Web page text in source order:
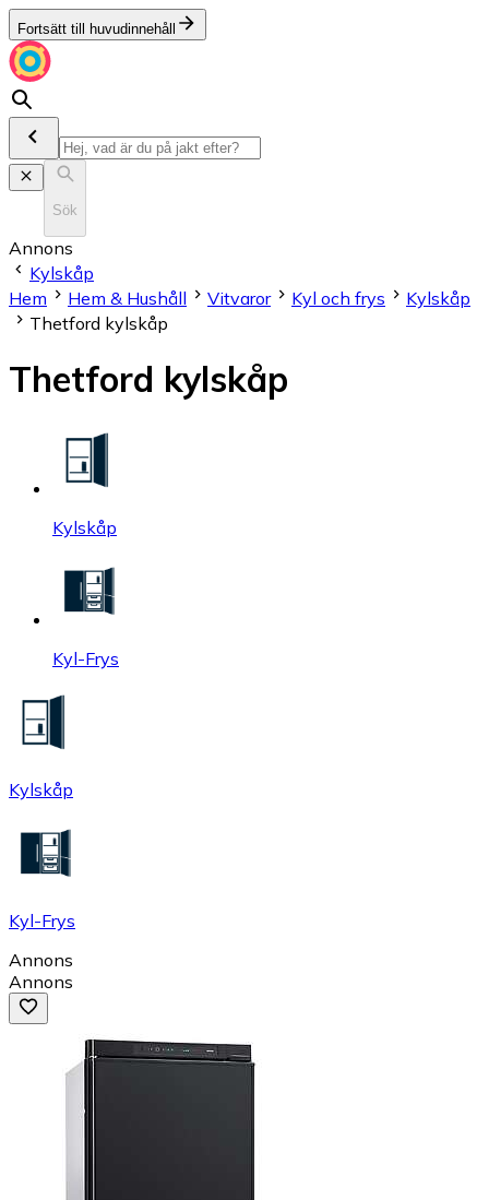
Fortsätt till huvudinnehåll
Sök
Annons
Kylskåp
Hem
Hem & Hushåll Vitvaror Kyl och frys
Kylskåp
Thetford kylskåp
Thetford kylskåp
Kylskåp
Kyl-Frys
Kylskåp
Kyl-Frys
Annons
Annons